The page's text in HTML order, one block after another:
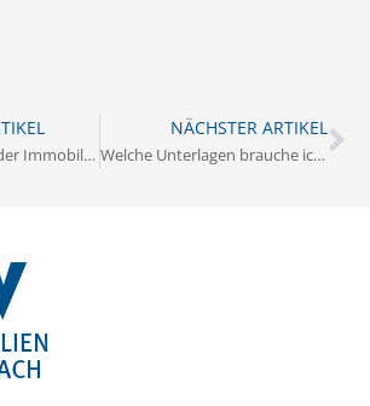
Wie lange dauert der Immobilienverkauf in Brühl?
NÄCHSTER ARTIKEL
Welche Unterlagen brauche ich für den Hausverkauf in Brühl?